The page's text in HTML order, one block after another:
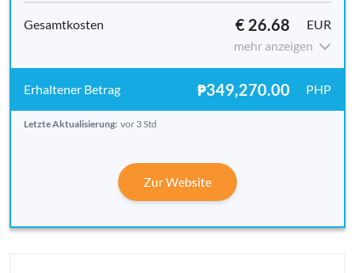
€ 26.68
EUR
mehr anzeigen
₱349,270.00 PHP
Letzte Aktualisierung: vor 3 Std
Zur Website